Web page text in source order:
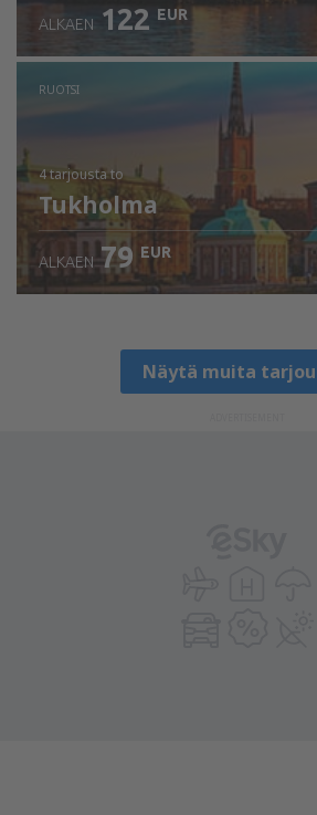
ALKAEN 122 EUR
RUOTSI
4 tarjoustato
Tukholma
ALKAEN 79 EUR
Näytä muita